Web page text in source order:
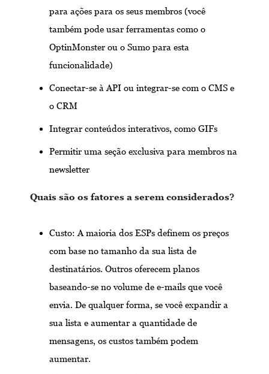
para ações para os seus membros (você
também pode usar ferramentas como o
OptinMonster ou o Sumo para esta
funcionalidade)
Conectar-se à API ou integrar-se com o CMS e
o CRM
Integrar conteúdos interativos, como GIFs
Permitir uma seção exclusiva para membros na
newsletter
Quais são os fatores a serem considerados?
Custo: A maioria dos ESPs definem os preços
com base no tamanho da sua lista de
destinatários. Outros oferecem planos
baseando-se no volume de e-mails que você
envia. De qualquer forma, se você expandir a
sua lista e aumentar a quantidade de
mensagens, os custos também podem
aumentar.